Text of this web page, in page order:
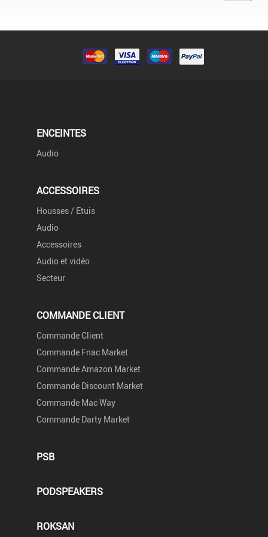
ENCEINTES
Audio
ACCESSOIRES
Housses / Etuis
Audio
Accessoires
Audio et vidéo
Secteur
COMMANDE CLIENT
Commande Client
Commande Fnac Market
Commande Amazon Market
Commande Discount Market
Commande Mac Way
Commande Darty Market
PSB
PODSPEAKERS
ROKSAN